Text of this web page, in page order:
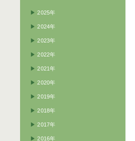
▶ 2025年
▶ 2024年
▶ 2023年
▶ 2022年
▶ 2021年
▶ 2020年
▶ 2019年
▶ 2018年
▶ 2017年
▶ 2016年